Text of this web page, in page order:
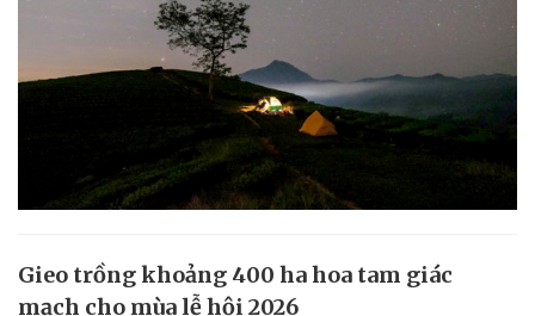
Gieo trồng khoảng 400 ha hoa tam giác
mạch cho mùa lễ hội 2026